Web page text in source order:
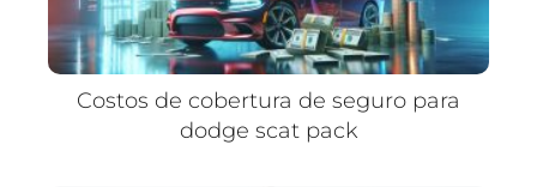
Costos de cobertura de seguro para
dodge scat pack